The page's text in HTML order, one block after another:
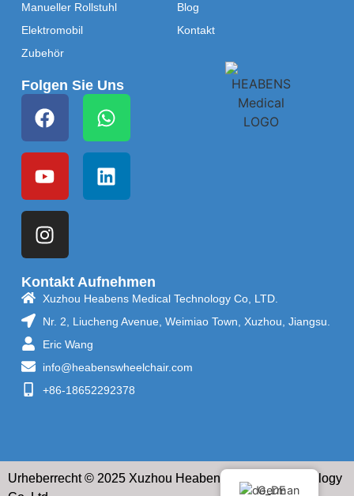
Kontakt Aufnehmen
Xuzhou Heabens Medical Technology Co, LTD.
Nr. 2, Liucheng Avenue, Weimiao Town, Xuzhou, Jiangsu.
Eric Wang
info@heabenswheelchair.com
+86-18652292378
Manueller Rollstuhl
Elektromobil
Zubehör
Blog
Kontakt
Folgen Sie Uns
Urheberrecht © 2025 Xuzhou Heabens Medical Technology
German